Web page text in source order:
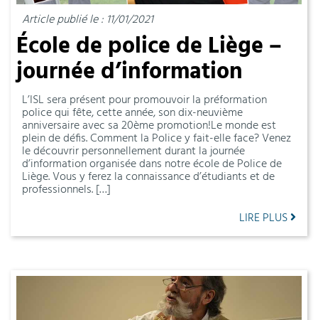
Article publié le : 11/01/2021
École de police de Liège –
journée d’information
L’ISL sera présent pour promouvoir la préformation
police qui fête, cette année, son dix-neuvième
anniversaire avec sa 20ème promotion!Le monde est
plein de défis. Comment la Police y fait-elle face? Venez
le découvrir personnellement durant la journée
d’information organisée dans notre école de Police de
Liège. Vous y ferez la connaissance d’étudiants et de
professionnels. […]
LIRE PLUS